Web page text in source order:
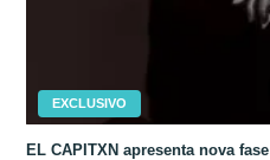
EXCLUSIVO
EL CAPITXN apresenta nova